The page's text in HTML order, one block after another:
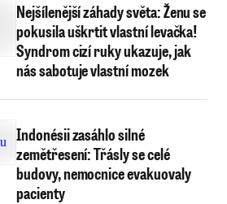
Nejšílenější záhady světa: Ženu se
pokusila uškrtit vlastní levačka!
Syndrom cizí ruky ukazuje, jak
nás sabotuje vlastní mozek
Indonésii zasáhlo silné
zemětřesení: Třásly se celé
budovy, nemocnice evakuovaly
pacienty